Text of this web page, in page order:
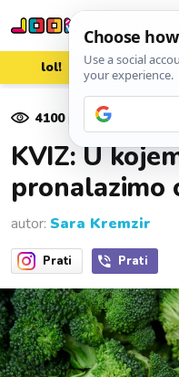
lol! aww
4100pregleda
KVIZ: U
pronalazimo
autor: Sara Kremzir
Prati Prati